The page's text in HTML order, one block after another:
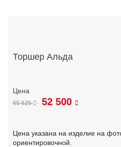
Торшер Альда
65 625 52 500
Цена указана на изделие на
ориентировочной.